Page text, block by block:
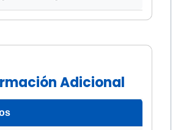
Adicional